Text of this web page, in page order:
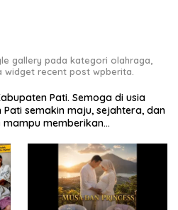
gallery pada kategori olahraga,
widget recent post wpberita.
Pati. Semoga di usia
semakin maju, sejahtera, dan
memberikan
semakin kuat demi
berkelanjutan. Dirgahayu
sedulur Pati Selawase.